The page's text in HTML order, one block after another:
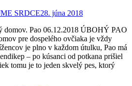
SRDCE28. júna 2018
domov. Pao 06.12.2018 ÚBOHÝ PAO
pre dospelého ovčiaka je vždy
je plno v každom útulku, Pao má
– po kúsanci od potkana prišiel
tomu je to jeden skvelý pes, ktorý